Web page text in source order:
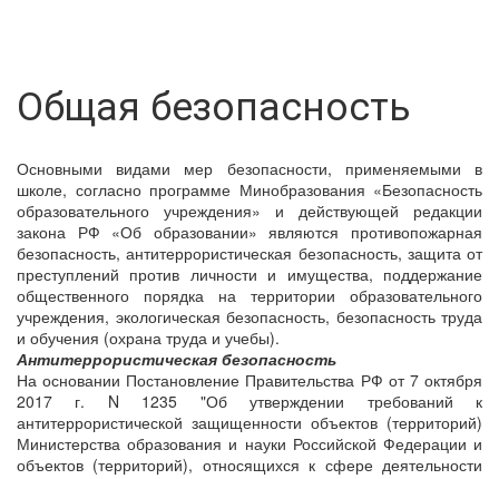
Общая безопасность
Основными видами мер безопасности, применяемыми в
школе, согласно программе Минобразования «Безопасность
образовательного учреждения» и действующей редакции
закона РФ «Об образовании» являются противопожарная
безопасность, антитеррористическая безопасность, защита от
преступлений против личности и имущества, поддержание
общественного порядка на территории образовательного
учреждения, экологическая безопасность, безопасность труда
и обучения (охрана труда и учебы).
Антитеррористическая безопасность
На основании Постановление Правительства РФ от 7 октября
2017 г. N 1235 "Об утверждении требований к
антитеррористической защищенности объектов (территорий)
Министерства образования и науки Российской Федерации и
объектов (территорий), относящихся к сфере деятельности